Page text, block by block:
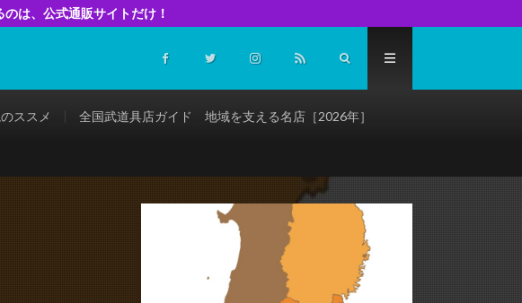
は、公式通販サイトだけ！
ススメ 全国武道具店ガイド 地域を支える名店［2026年］